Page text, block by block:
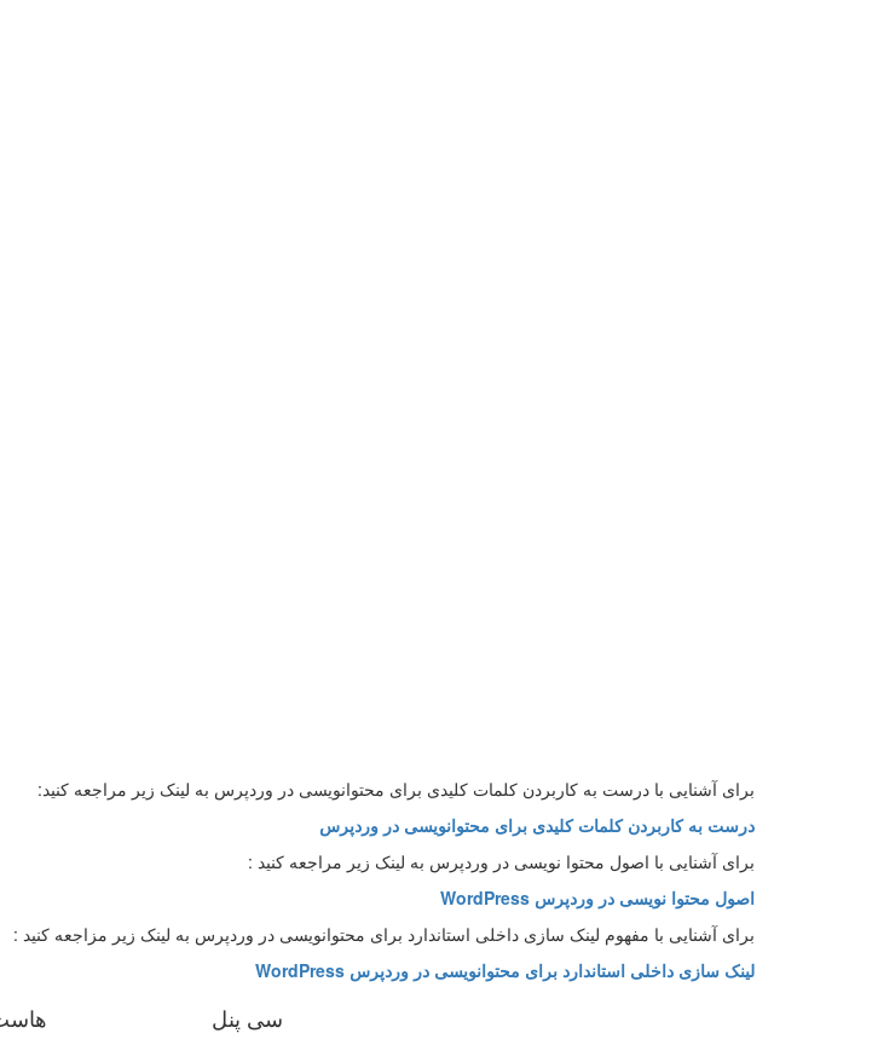
برای آشنایی با درست به کاربردن کلمات کلیدی برای محتوانویسی در وردپرس به لینک زیر مراجعه کنید:
درست به کاربردن کلمات کلیدی برای محتوانویسی در وردپرس
برای آشنایی با اصول محتوا نویسی در وردپرس به لینک زیر مراجعه کنید :
اصول محتوا نویسی در وردپرس WordPress
برای آشنایی با مفهوم لینک سازی داخلی استاندارد برای محتوانویسی در وردپرس به لینک زیر مزاجعه کنید :
لینک سازی داخلی استاندارد برای محتوانویسی در وردپرس WordPress
سی پنل